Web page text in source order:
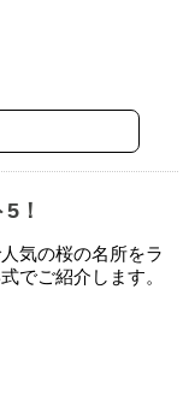
！
気の桜の名所をラ
でご紹介します。